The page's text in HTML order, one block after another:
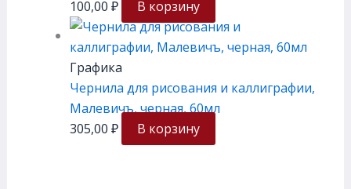
100,00 ₽ В корзину
Графика
Чернила для рисования и каллиграфии,
Малевичъ, черная, 60мл
305,00 ₽ В корзину